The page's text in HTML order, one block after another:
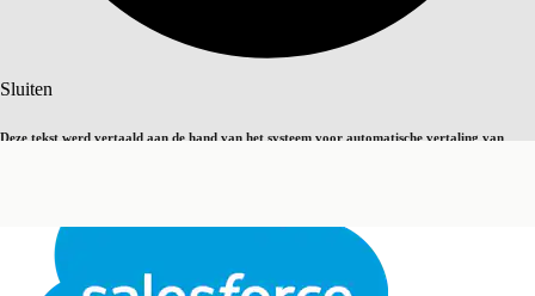
Sluiten
Deze tekst werd vertaald aan de hand van het systeem voor automatische vertaling van